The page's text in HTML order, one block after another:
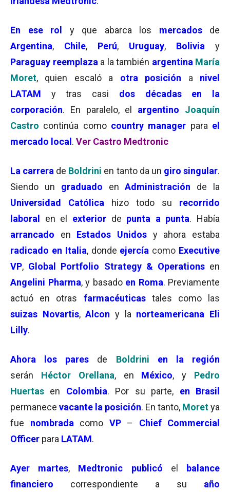
En ese rol y que abarca los mercados
de
Argentina, Chile, Perú, Uruguay, Bolivia
y
Paraguay reemplaza a la también argentina María
Moret, quien escaló a otra posición a nivel
LATAM y tras casi dos décadas en la
corporación. En paralelo, el argentino Joaquín
Castro continúa como country manager para el
mercado local . Ver Castro Medtronic
La carrera de Boldrini en tanto da un giro singular.
Siendo un graduado enAdministración
de la
Universidad Católica hizo todo su recorrido
laboral
en el exterior de punta a punta. Había
arrancado
en Estados Unidos y ahora estaba
radicado en Italia, donde ejercía como Executive
VP, Global Portfolio Strategy & Operations en
Angelini Pharma, y basado en Roma. Previamente
actuó en otras farmacéuticastales como
las
suizas Novartis,Alcon y la norteamericana Eli
Lilly.
Ahora los pares de Boldrini
en la región
serán Héctor Orellana, en México, y Pedro
Huertas en Colombia. Por su parte, en Brasil
permanece vacante la posición. En tanto, Moretya
fue nombrada como VP – Chief Commercial
Officer para LATAM.
Ayer martes, Medtronic publicó el
balance
financiero correspondiente a su año